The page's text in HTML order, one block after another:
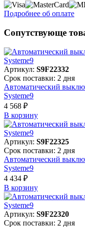
Подробнее об оплате
Сопутствующе
Артикул: S9F22332
Срок поставки: 2 дня
Автоматический
Systeme9
4 568 ₽
В корзинy
Артикул: S9F22325
Срок поставки: 2 дня
Автоматический
Systeme9
4 434 ₽
В корзинy
Артикул: S9F22320
Срок поставки: 2 дня